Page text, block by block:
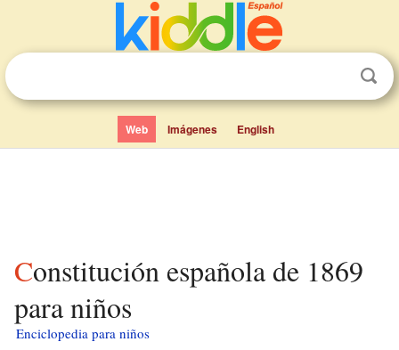
Web Imágenes English
Constitución española de 1869
para niños
Enciclopedia para niños